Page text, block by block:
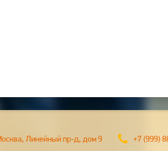
Линейный пр-д, дом 9 +7 (999)